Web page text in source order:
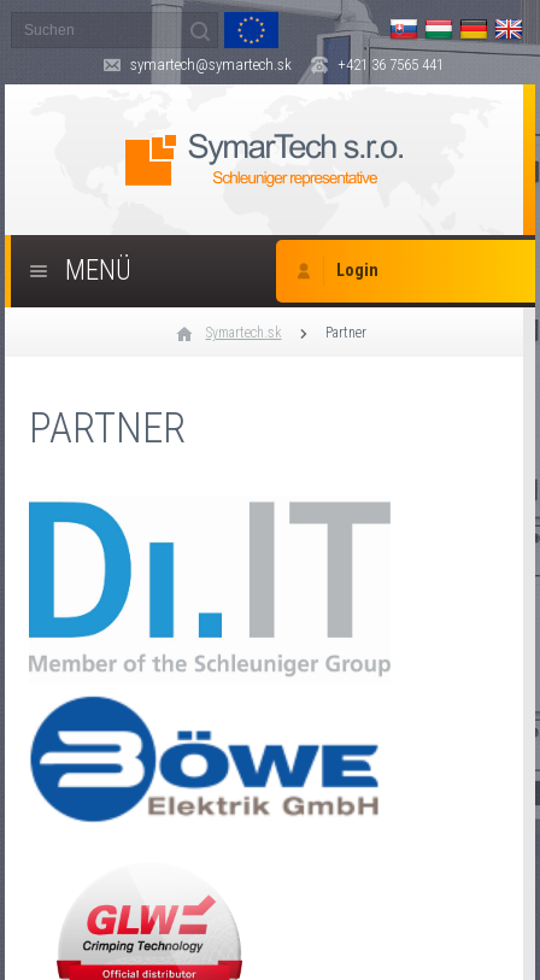
symartech@symartech.sk +421 36 7565 441
Login
MENÜ
Symartech.sk Partner
PARTNER